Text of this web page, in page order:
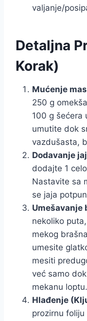
valjanje/
Detaljna
Korak)
Mućenje
250 g
100 g šećera
umutite dok
vazdušasta,
Dodavanje
dodajte 1
Nastavite sa
se jaja
Umešavanje
nekoliko
mekog
umesite
mesiti
već samo
mekanu loptu.
Hlađenje
prozirnu